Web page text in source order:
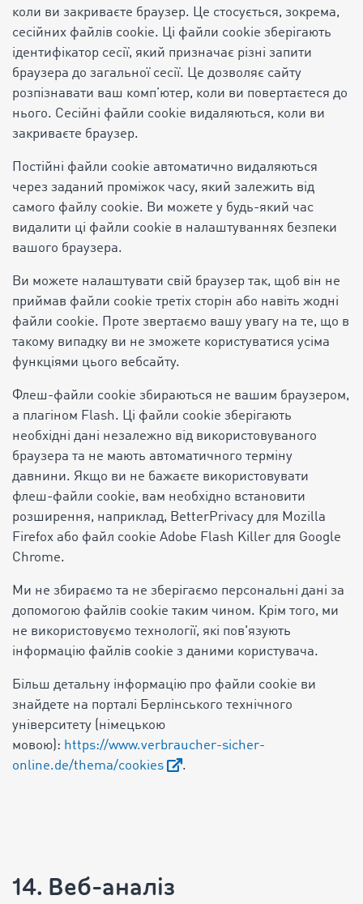
коли ви закриваєте браузер. Це стосується, зокрема,
сесійних файлів cookie. Ці файли cookie зберігають
ідентифікатор сесії, який призначає різні запити
браузера до загальної сесії. Це дозволяє сайту
розпізнавати ваш комп’ютер, коли ви повертаєтеся до
нього. Сесійні файли cookie видаляються, коли ви
закриваєте браузер.
Постійні файли cookie автоматично видаляються
через заданий проміжок часу, який залежить від
самого файлу cookie. Ви можете у будь-який час
видалити ці файли cookie в налаштуваннях безпеки
вашого браузера.
Ви можете налаштувати свій браузер так, щоб він не
приймав файли cookie третіх сторін або навіть жодні
файли cookie. Проте звертаємо вашу увагу на те, що в
такому випадку ви не зможете користуватися усіма
функціями цього вебсайту.
Флеш-файли cookie збираються не вашим браузером,
а плагіном Flash. Ці файли cookie зберігають
необхідні дані незалежно від використовуваного
браузера та не мають автоматичного терміну
давнини. Якщо ви не бажаєте використовувати
флеш-файли cookie, вам необхідно встановити
розширення, наприклад, BetterPrivacy для Mozilla
Firefox або файл cookie Adobe Flash Killer для Google
Chrome.
Ми не збираємо та не зберігаємо персональні дані за
допомогою файлів cookie таким чином. Крім того, ми
не використовуємо технології, які пов'язують
інформацію файлів cookie з даними користувача.
Більш детальну інформацію про файли cookie ви
знайдете на порталі Берлінського технічного
університету (німецькою
мовою): https://www.verbraucher-sicher-
online.de/thema/cookies
.
14. Веб-аналіз